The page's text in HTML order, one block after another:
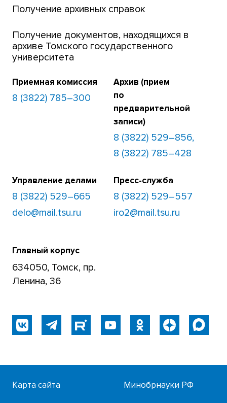
Получение архивных справок
Получение документов, находящихся в
архиве Томского государственного
университета
Приемная комиссия
8 (3822) 785–300
Архив (прием
по
предварительной
записи)
8 (3822) 529–856,
8 (3822) 785–428
Управление делами
8 (3822) 529–665
delo@mail.tsu.ru
Пресс-служба
8 (3822) 529–557
iro2@mail.tsu.ru
Главный корпус
634050, Томск, пр.
Ленина, 36
Карта сайта Минобрнауки РФ